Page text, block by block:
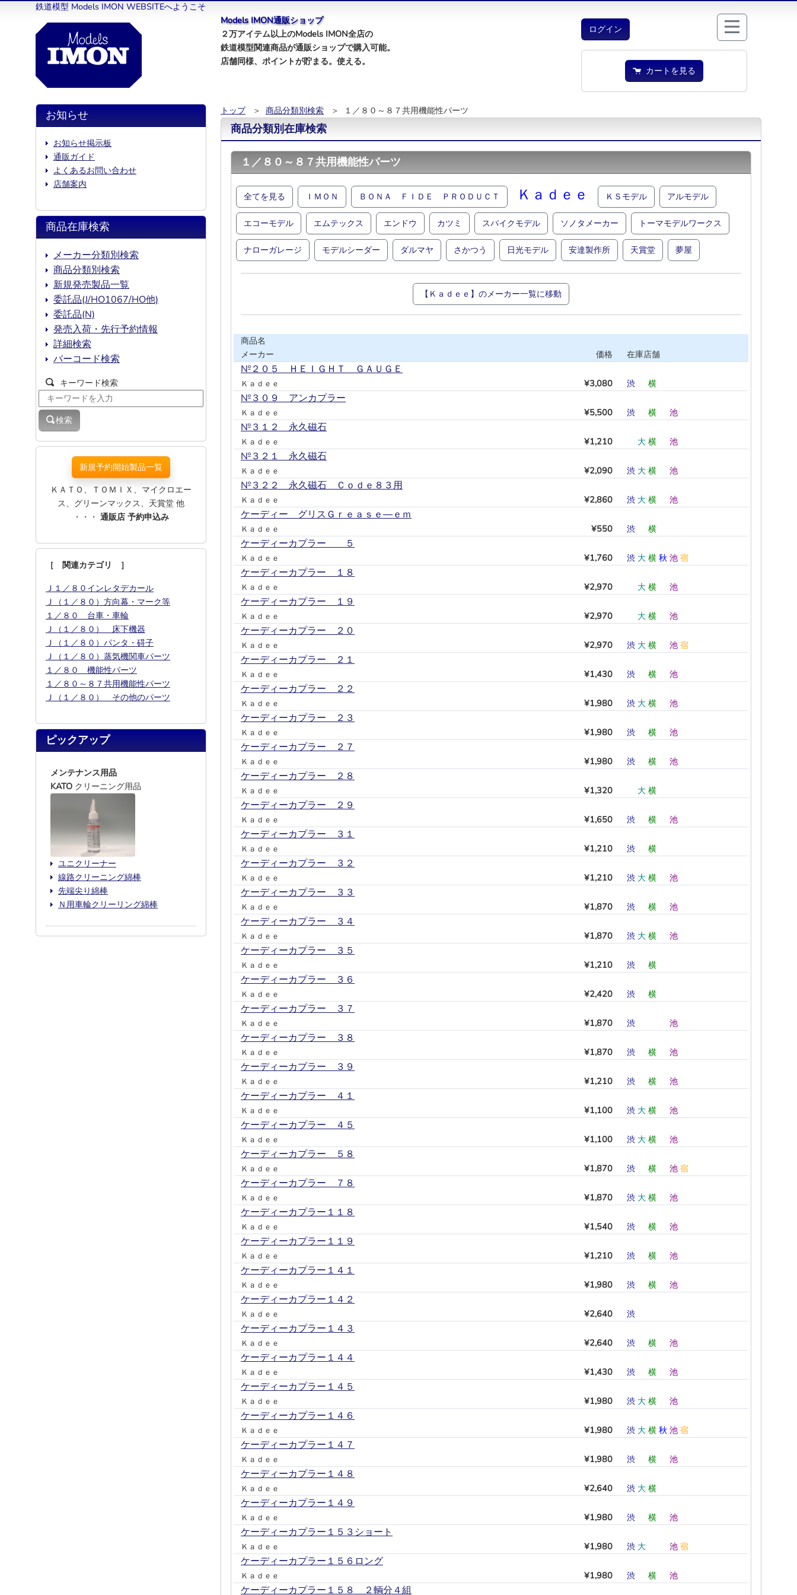
鉄道模型 Models IMON WEBSITEへようこそ
Models IMON通販ショップ
２万アイテム以上のModels IMON全店の
鉄道模型関連商品が通販ショップで購入可能。
店舗同様、ポイントが貯まる。使える。
ログイン
カートを見る
トップ ＞ 商品分類別検索 ＞ １／８０～８７共用機能性パーツ
商品分類別在庫検索
１／８０～８７共用機能性パーツ
全てを見る ＩＭＯＮ ＢＯＮＡ ＦＩＤＥ ＰＲＯＤＵＣＴ Ｋａｄｅｅ ＫＳモデル アルモデル
エコーモデル エムテックス エンドウ カツミ スパイクモデル ソノタメーカー トーマモデルワークス
ナローガレージ モデルシーダー ダルマヤ さかつう 日光モデル 安達製作所 天賞堂 夢屋
【Ｋａｄｅｅ】のメーカー一覧に移動
商品名
メーカー
価格 在庫店舗
№２０５ ＨＥＩＧＨＴ ＧＡＵＧＥ
Ｋａｄｅｅ ¥3,080 渋 横
№３０９ アンカプラー
Ｋａｄｅｅ ¥5,500 渋 横 池
№３１２ 永久磁石
Ｋａｄｅｅ ¥1,210 大 横 池
№３２１ 永久磁石
Ｋａｄｅｅ ¥2,090 渋 大 横 池
№３２２ 永久磁石 Ｃｏｄｅ８３用
Ｋａｄｅｅ ¥2,860 渋 大 横 池
ケーディー グリスＧｒｅａｓｅ―ｅｍ
Ｋａｄｅｅ ¥550 渋 横
ケーディーカプラー ５
Ｋａｄｅｅ ¥1,760 渋 大 横 秋 池 宿
ケーディーカプラー １８
Ｋａｄｅｅ ¥2,970 大 横 池
ケーディーカプラー １９
Ｋａｄｅｅ ¥2,970 大 横 池
ケーディーカプラー ２０
Ｋａｄｅｅ ¥2,970 渋 大 横 池 宿
ケーディーカプラー ２１
Ｋａｄｅｅ ¥1,430 渋 横 池
ケーディーカプラー ２２
Ｋａｄｅｅ ¥1,980 渋 大 横 池
ケーディーカプラー ２３
Ｋａｄｅｅ ¥1,980 渋 横 池
ケーディーカプラー ２７
Ｋａｄｅｅ ¥1,980 渋 横 池
ケーディーカプラー ２８
Ｋａｄｅｅ ¥1,320 大 横
ケーディーカプラー ２９
Ｋａｄｅｅ ¥1,650 渋 横 池
ケーディーカプラー ３１
Ｋａｄｅｅ ¥1,210 渋 横
ケーディーカプラー ３２
Ｋａｄｅｅ ¥1,210 渋 大 横 池
ケーディーカプラー ３３
Ｋａｄｅｅ ¥1,870 渋 横 池
ケーディーカプラー ３４
Ｋａｄｅｅ ¥1,870 渋 大 横 池
ケーディーカプラー ３５
Ｋａｄｅｅ ¥1,210 渋 横
ケーディーカプラー ３６
Ｋａｄｅｅ ¥2,420 渋 横
ケーディーカプラー ３７
Ｋａｄｅｅ ¥1,870 渋 池
ケーディーカプラー ３８
Ｋａｄｅｅ ¥1,870 渋 横 池
ケーディーカプラー ３９
Ｋａｄｅｅ ¥1,210 渋 横 池
ケーディーカプラー ４１
Ｋａｄｅｅ ¥1,100 渋 大 横 池
ケーディーカプラー ４５
Ｋａｄｅｅ ¥1,100 渋 大 横 池
ケーディーカプラー ５８
Ｋａｄｅｅ ¥1,870 渋 横 池 宿
ケーディーカプラー ７８
Ｋａｄｅｅ ¥1,870 渋 大 横 池
ケーディーカプラー１１８
Ｋａｄｅｅ ¥1,540 渋 横 池
ケーディーカプラー１１９
Ｋａｄｅｅ ¥1,210 渋 横 池
ケーディーカプラー１４１
Ｋａｄｅｅ ¥1,980 渋 横 池
ケーディーカプラー１４２
Ｋａｄｅｅ ¥2,640 渋
ケーディーカプラー１４３
Ｋａｄｅｅ ¥2,640 渋 横 池
ケーディーカプラー１４４
Ｋａｄｅｅ ¥1,430 渋 横 池
ケーディーカプラー１４５
Ｋａｄｅｅ ¥1,980 渋 大 横 池
ケーディーカプラー１４６
Ｋａｄｅｅ ¥1,980 渋 大 横 秋 池 宿
ケーディーカプラー１４７
Ｋａｄｅｅ ¥1,980 渋 横 池
ケーディーカプラー１４８
Ｋａｄｅｅ ¥2,640 渋 大 横
ケーディーカプラー１４９
Ｋａｄｅｅ ¥1,980 渋 横 池
ケーディーカプラー１５３ショート
Ｋａｄｅｅ ¥1,980 渋 大 池 宿
ケーディーカプラー１５６ロング
Ｋａｄｅｅ ¥1,980 渋 横 池
ケーディーカプラー１５８ ２輌分４組
お知らせ
お知らせ掲示板
通販ガイド
よくあるお問い合わせ
店舗案内
商品在庫検索
メーカー分類別検索
商品分類別検索
新規発売製品一覧
委託品(J/HO1067/HO他)
委託品(N)
発売入荷・先行予約情報
詳細検索
バーコード検索
キーワード検索
検索
新規予約開始製品一覧
ＫＡＴＯ、ＴＯＭＩＸ、マイクロエー
ス、グリーンマックス、天賞堂 他
・・・ 通販店 予約申込み
［ 関連カテゴリ ］
Ｊ１／８０インレタデカール
Ｊ（１／８０）方向幕・マーク等
１／８０ 台車・車輪
Ｊ（１／８０） 床下機器
Ｊ（１／８０）パンタ・碍子
Ｊ（１／８０）蒸気機関車パーツ
１／８０ 機能性パーツ
１／８０～８７共用機能性パーツ
Ｊ（１／８０） その他のパーツ
ピックアップ
メンテナンス用品
KATO クリーニング用品
ユニクリーナー
線路クリーニング綿棒
先端尖り綿棒
Ｎ用車輪クリーリング綿棒